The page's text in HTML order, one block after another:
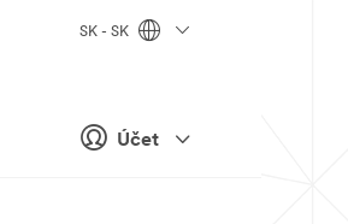
Účet
SK - SK